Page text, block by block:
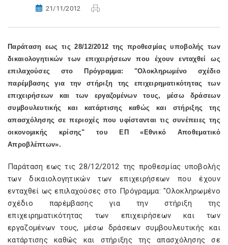
21/11/2012
Παράταση εως τις 28/12/2012 της προθεσµίας υποβολής των
δικαιολογητικών των επιχειρήσεων που έχουν ενταχθεί ως
επιλαχούσες στο Πρόγραµµα: "Ολοκληρωµένο σχέδιο
παρέµβασης για την στήριξη της επιχειρηµατικότητας των
επιχειρήσεων και των εργαζοµένων τους, µέσω δράσεων
συµβουλευτικής και κατάρτισης καθώς και στήριξης της
απασχόλησης σε περιοχές που υφίστανται τις συνέπειες της
οικονοµικής κρίσης" του ΕΠ «Εθνικό Αποθεματικό
Απροβλέπτων».
Παράταση εως τις 28/12/2012 της προθεσµίας υποβολής
των δικαιολογητικών των επιχειρήσεων που έχουν
ενταχθεί ως επιλαχούσες στο Πρόγραµµα: "Ολοκληρωµένο
σχέδιο παρέµβασης για την στήριξη της
επιχειρηµατικότητας των επιχειρήσεων και των
εργαζοµένων τους, µέσω δράσεων συµβουλευτικής και
κατάρτισης καθώς και στήριξης της απασχόλησης σε